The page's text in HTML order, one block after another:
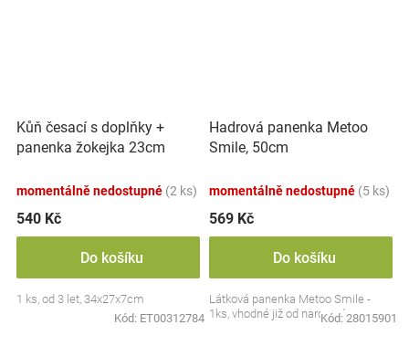
Kůň česací s doplňky +
panenka žokejka 23cm
momentálně nedostupné (2 ks)
540 Kč
Do košíku
1 ks, od 3 let, 34x27x7cm
Kód: ET00312784
Hadrová panenka Metoo
Smile, 50cm
momentálně nedostupné (5 ks)
569 Kč
Do košíku
Látková panenka Metoo Smile -
1ks, vhodné již od narození
Kód: 28015901